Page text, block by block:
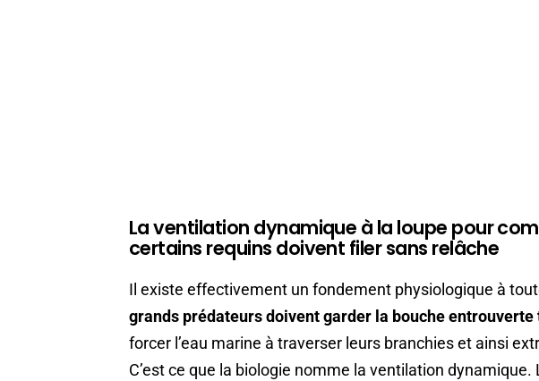
La ventilation dynamique à la loupe pour
certains requins doivent filer sans relâche
Il existe effectivement un fondement physiologique à
grands prédateurs doivent garder la bouche entrouverte
forcer l’eau marine à traverser leurs branchies et ainsi
C’est ce que la biologie nomme la ventilation dynamique.